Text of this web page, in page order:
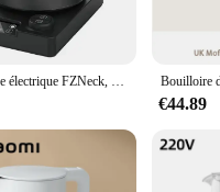
* Bouilloire électrique FZNeck, cafetière manuelle 110W, chauffage rapide, contrôle de la température, revêtement en acier inoxydable, 220V, 1200 V
€44.89